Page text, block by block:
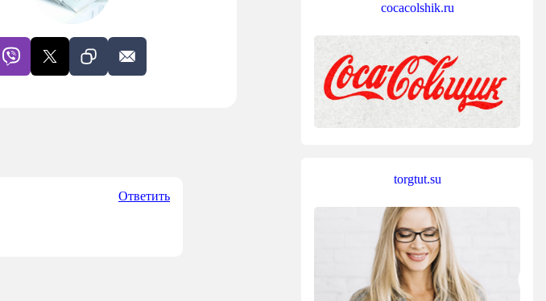
Ответить
cocacolshik.ru
torgtut.su